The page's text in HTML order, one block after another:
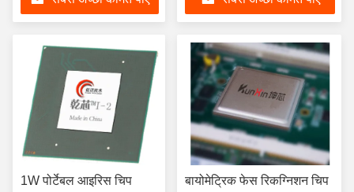
1W पोर्टेबल आइरिस चिप
बायोमेट्रिक फेस रिकग्निशन चिप